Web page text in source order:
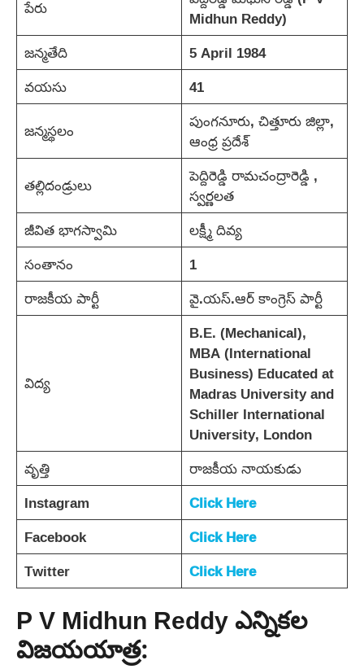
పేరు
Midhun Reddy)
జన్మతేది
5 April 1984
వయసు
41
జన్మస్థలం
పుంగనూరు, చిత్తూరు జిల్లా,
ఆంధ్ర ప్రదేశ్
తల్లిదండ్రులు
పెద్దిరెడ్డి రామచంద్రారెడ్డి ,
స్వర్ణలత
జీవిత భాగస్వామి
లక్ష్మీ దివ్య
సంతానం
1
రాజకీయ పార్టీ
వై.యస్.ఆర్ కాంగ్రెస్ పార్టీ
విద్య
B.E. (Mechanical),
MBA (International
Business) Educated at
Madras University and
Schiller International
University, London
వృత్తి
రాజకీయ నాయకుడు
Instagram
Click Here
Facebook
Click Here
Twitter
Click Here
P V Midhun Reddy ఎన్నికల
విజయయాత్ర: